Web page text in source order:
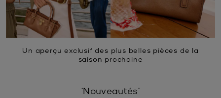
Un aperçu exclusif des plus belles pièces de la
saison prochaine
‘Nouveautés’